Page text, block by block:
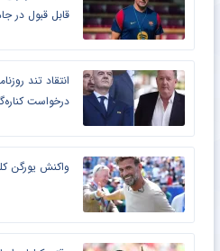
قابل قبول در
انتقاد تند
درخواست
واکنش یورگن